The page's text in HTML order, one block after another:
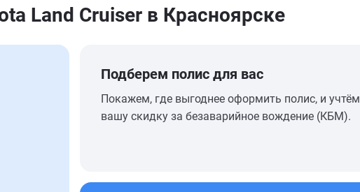
Land Cruiser в Красноярске
Подберем полис для вас
Покажем, где выгоднее оформить полис, и учтём
вашу скидку за безаварийное вождение (КБМ).